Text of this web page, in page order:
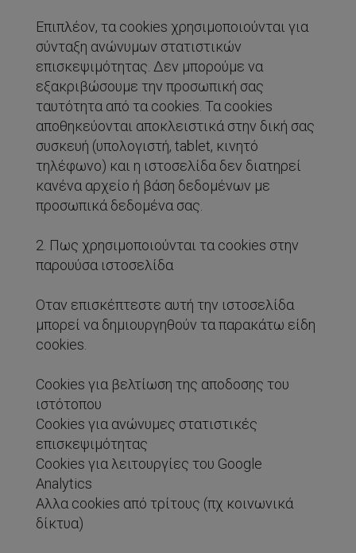
Επιπλέον, τα cookies χρησιμοποιούνται για
σύνταξη ανώνυμων στατιστικών
επισκεψιμότητας. Δεν μπορούμε να
εξακριβώσουμε την προσωπική σας
ταυτότητα από τα cookies. Τα cookies
αποθηκεύονται αποκλειστικά στην δική σας
συσκευή (υπολογιστή, tablet, κινητό
τηλέφωνο) και η ιστοσελίδα δεν διατηρεί
κανένα αρχείο ή βάση δεδομένων με
προσωπικά δεδομένα σας.
2. Πως χρησιμοποιούνται τα cookies στην
παρουύσα ιστοσελίδα
Οταν επισκέπτεστε αυτή την ιστοσελίδα
μπορεί να δημιουργηθούν τα παρακάτω είδη
cookies.
Cookies για βελτίωση της αποδοσης του
ιστότοπου
Cookies για ανώνυμες στατιστικές
επισκεψιμότητας
Cookies για λειτουργίες του Google
Analytics
Αλλα cookies από τρίτους (πχ κοινωνικά
δίκτυα)